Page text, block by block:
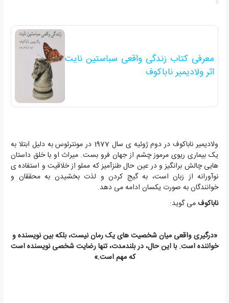
معرفی کتاب زندگی واقعی سباستین نایت
اثر ولادیمیر ناباکوف
ولادیمیر ناباکوف در دوم ژوئیه ی سال 1977 در مونترئوس به دلیل ابتلا به
یک بیماری ریوی مرموز چشم از جهان فرو بست. میراث او با خلق داستان
هایی چالش برانگیز و در عین حال طنزآمیز که مملو از خلاقیت و استفاده ی
نوآورانه از زبان است، به گیج کردن و لذت بخشیدن به محققان و
خوانندگان به صورت یکسان ادامه می دهد.
ناباکوفمی گوید:
«درگیری واقعی میان شخصیت های یک رمان نیست، بلکه بین نویسنده و
خواننده است. با این حال، در بلندمدت، تنها رضایت شخصی نویسنده است
که مهم است.»